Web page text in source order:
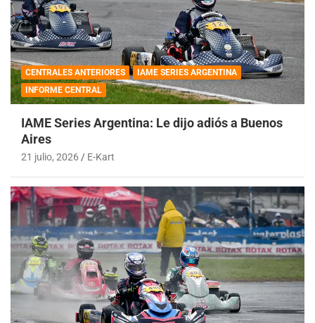
CENTRALES ANTERIORES
IAME SERIES ARGENTINA
INFORME CENTRAL
IAME Series Argentina: Le dijo adiós a Buenos
Aires
21 julio, 2026 E-Kart